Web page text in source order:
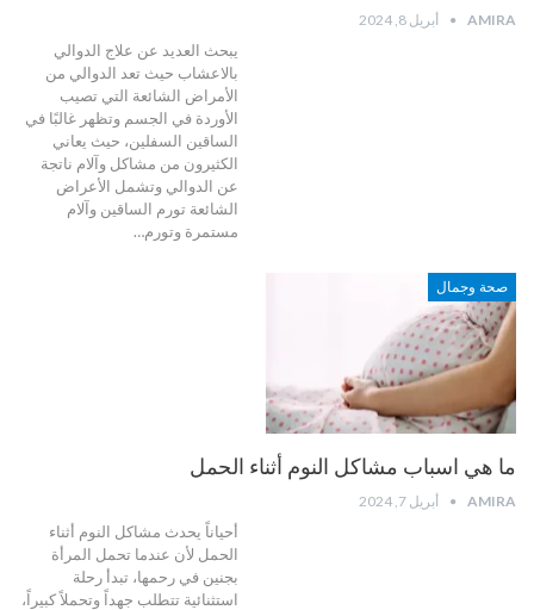
AMIRA أبريل 8, 2024
يبحث العديد عن علاج الدوالي
بالاعشاب حيث تعد الدوالي من
الأمراض الشائعة التي تصيب
الأوردة في الجسم وتظهر غالبًا في
الساقين السفلين، حيث يعاني
الكثيرون من مشاكل وآلام ناتجة
عن الدوالي وتشمل الأعراض
الشائعة تورم الساقين وآلام
مستمرة وتورم…
صحة وجمال
ما هي اسباب مشاكل النوم أثناء الحمل
AMIRA أبريل 7, 2024
أحياناً يحدث مشاكل النوم أثناء
الحمل لأن عندما تحمل المرأة
بجنين في رحمها، تبدأ رحلة
استثنائية تتطلب جهداً وتحملاً كبيراً،